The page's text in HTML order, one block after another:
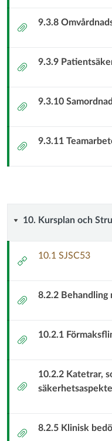
Bilaga 9.3.8
Bilaga 9.3.9
Bilaga 9.3.10
Bilaga 9.3.11
10.
Kursplan
Strukturerade
Sluten
vård
10. Kursplan och Strukturerade Aktiviteter
Extern10.1 SJSC53
Bilaga 8.2.2 Behandling
Bilaga 10.2.1
Bilaga
10.2.2 Katetrar,
Bilaga 8.2.5 Klinisk